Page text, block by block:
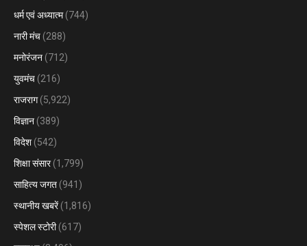
धर्म एवं अध्यात्म(744)
नारी मंच (288)
मनोरंजन (712)
युवमंच (216)
राजराग(5,922)
विज्ञान (389)
विदेश (542)
शिक्षा संसार(1,799)
साहित्य जगत (941)
स्थानीय खबरें(1,816)
स्पेशल स्टोरी(617)